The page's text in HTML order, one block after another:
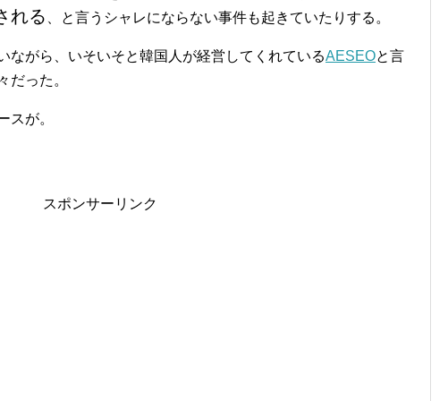
れる
、と言うシャレにならない事件も起きていたりする。
ながら、いそいそと韓国人が経営してくれているAESEOと言
だった。
スが。
スポンサーリンク